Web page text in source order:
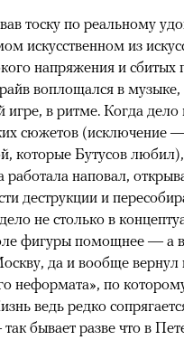
тоску по реальному
искусственном из
напряжения и сбитых
воплощался в музыке,
в ритме. Когда дело
сюжетов (исключение
которые Бутусов любил),
наповал,
деструкции и
не столько в
фигуры помощнее — а в
да и вообще вернул
неформата», по
ведь редко
бывает разве что в